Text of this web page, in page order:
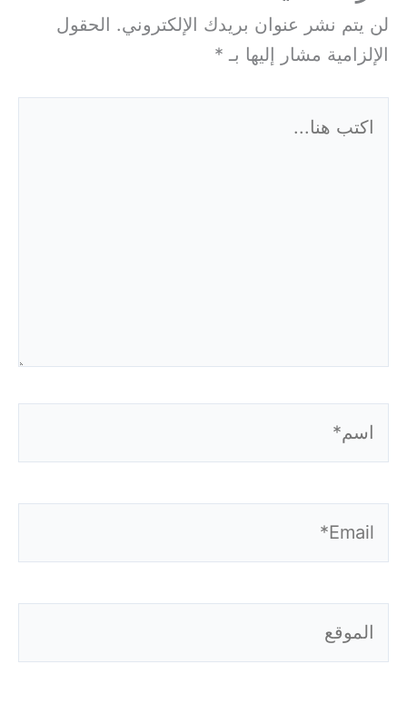
لن يتم نشر عنوان بريدك الإلكتروني. الحقول
الإلزامية مشار إليها بـ*